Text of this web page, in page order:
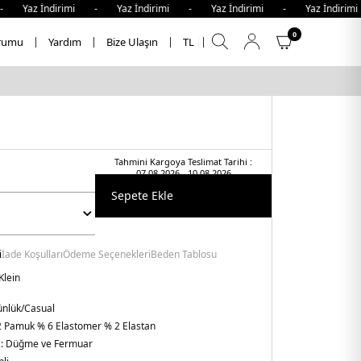
- Yaz İndirimi - Yaz İndirimi - Yaz
Yardım Bize Ulaşın TL
0
Tahmini Kargoya Teslimat Tarihi :
07.08.2026 - 10.08.2026
Sepete Ekle
İade KoşullarıÖdeme SeçenekleriBeden Tablosu
Casual
Pamuk % 6 Elastomer % 2 Elastan
Düğme ve Fermuar